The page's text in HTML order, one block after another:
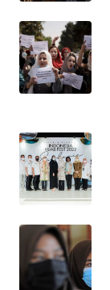
WN
JOGJA
WN
WN
BALI
KALBAR
WN
KALTENG